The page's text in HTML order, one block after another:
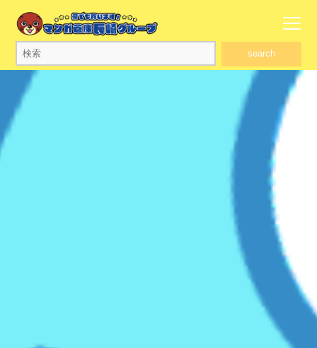
search